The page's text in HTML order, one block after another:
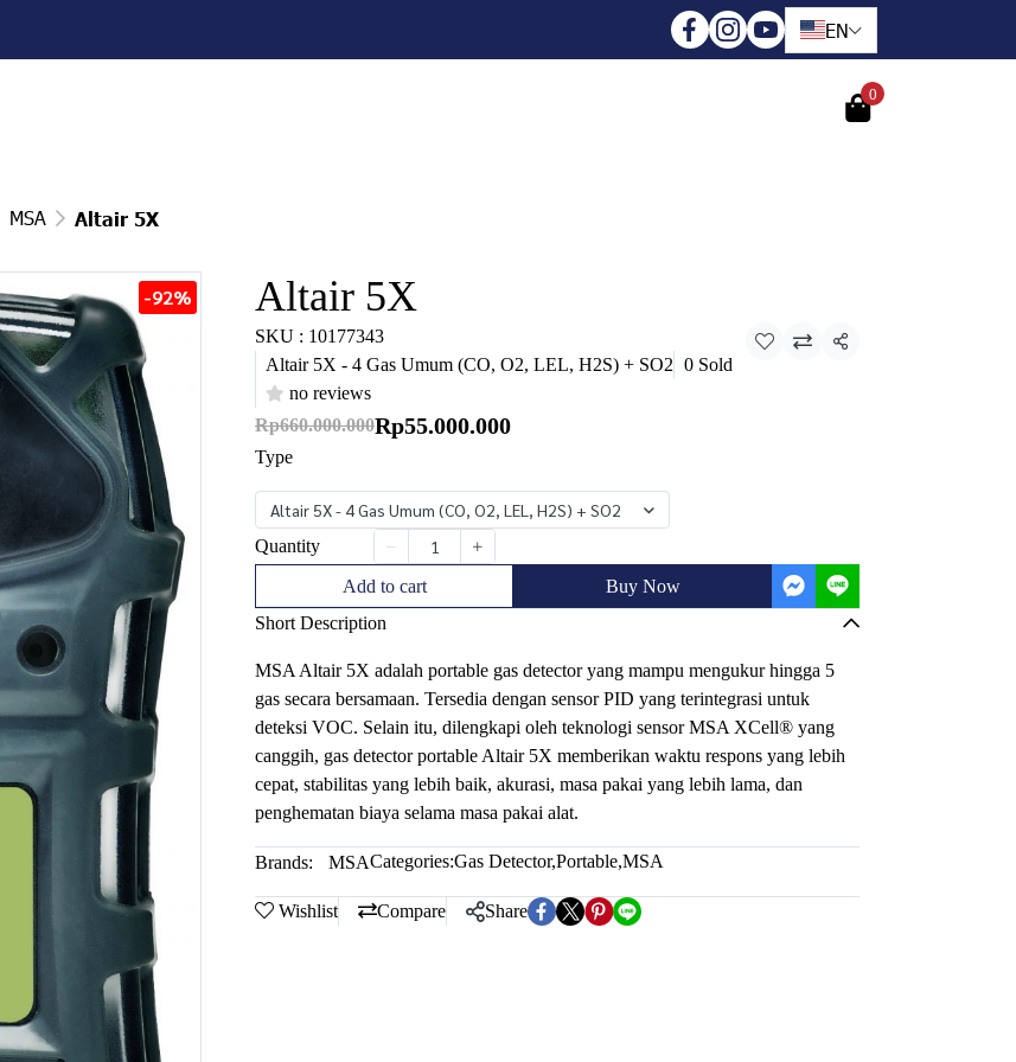
EN
0
MSA Altair 5X
-92% Altair 5X
SKU : 10177343
Altair 5X - 4 Gas Umum (CO, O2, LEL, H2S) + SO2 0 Sold
no reviews
Share
Rp660.000.000Rp55.000.000
Type
Altair 5X - 4 Gas Umum (CO, O2, LEL, H2S) + SO2
Quantity
Add to cart
Buy Now
Short Description
MSA Altair 5X adalah portable gas detector yang mampu mengukur hingga 5
gas secara bersamaan. Tersedia dengan sensor PID yang terintegrasi untuk
deteksi VOC. Selain itu, dilengkapi oleh teknologi sensor MSA XCell® yang
canggih, gas detector portable Altair 5X memberikan waktu respons yang lebih
cepat, stabilitas yang lebih baik, akurasi, masa pakai yang lebih lama, dan
penghematan biaya selama masa pakai alat.
Brands: MSACategories:Gas Detector,Portable,MSA
Wishlist Compare Share